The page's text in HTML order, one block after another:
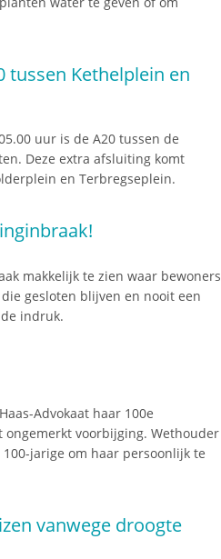
tussen Kethelplein en
uur is de A20 tussen de
Deze extra afsluiting komt
en Terbregseplein.
makkelijk te zien waar bewoners
gesloten blijven en nooit een
indruk.
Advokaat haar 100e
voorbijging. Wethouder
jarige om haar persoonlijk te
vanwege droogte